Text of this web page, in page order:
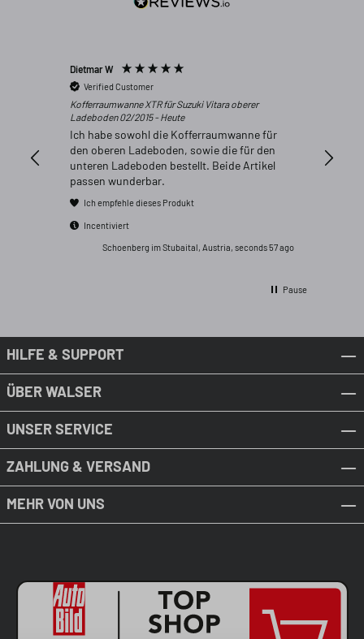
Dietmar W
Verified Customer
Kofferraumwanne XTR für Suzuki Vitara oberer
Ladeboden 02/2015 - Heute
Ich habe sowohl die Kofferraumwanne für
den oberen Ladeboden, sowie die für den
unteren Ladeboden bestellt. Beide Artikel
passen wunderbar.
Ich empfehle dieses Produkt
Incentiviert
Schoenberg im Stubaital, Austria, seconds 57 ago
Pause
HILFE & SUPPORT
ÜBER WALSER
UNSER SERVICE
ZAHLUNG & VERSAND
MEHR VON UNS